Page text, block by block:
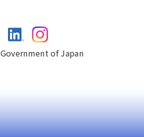
Government of Japan